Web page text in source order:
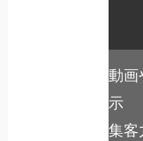
動画
示
集客